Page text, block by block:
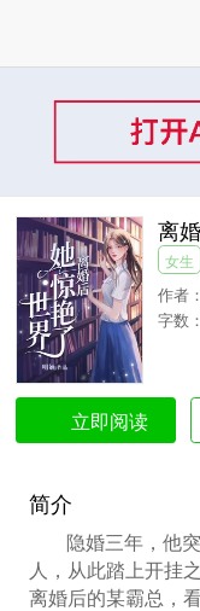
离
女生
作者：
字数
立即阅读
简介
隐婚三年，他
人，从此踏上开挂
离婚后的某霸总，